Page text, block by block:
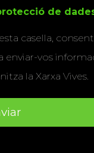
de
casella,
enviar-vos
la Xarxa Vives.